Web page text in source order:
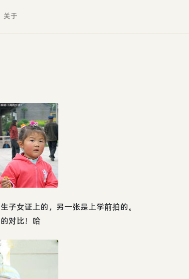
关于
子女证上的，另一张是上学前拍的。
对比！哈